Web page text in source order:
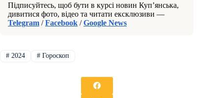
Підписуйтесь, щоб бути в курсі новин Куп’янська,
дивитися фото, відео та читати ексклюзиви —
Telegram /Facebook /Google News
#2024 #Гороскоп